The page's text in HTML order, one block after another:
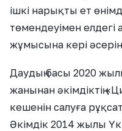
ішкі нарықты ет
төмендеуімен
жұмысына кері әсерін
Даудың басы 2020
жанынан әкімдіктің
кешенін салуға
Әкімдік 2014 жылы